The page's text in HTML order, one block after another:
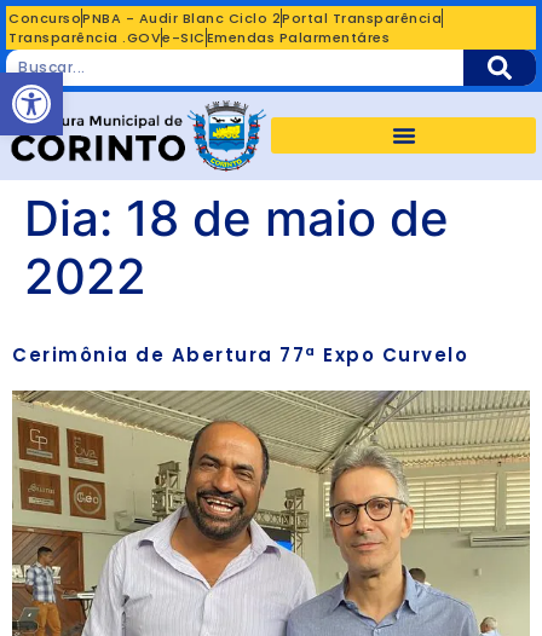
ConcursoPNBA - Audir Blanc Ciclo 2Portal Transparência
Transparência .GOVe-SICEmendas Palarmentáres
Dia: 18 de maio de
2022
Cerimônia de Abertura 77ª Expo Curvelo
Abrir a barra de ferramentas